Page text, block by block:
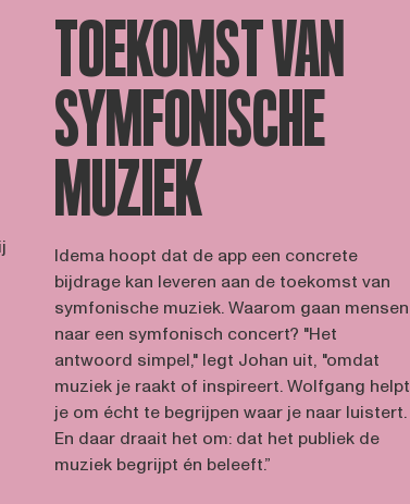
TOEKOMST VAN
SYMFONISCHE
MUZIEK
Idema hoopt dat de app een concrete
bijdrage kan leveren aan de toekomst van
symfonische muziek. Waarom gaan mensen
naar een symfonisch concert? "Het
antwoord simpel," legt Johan uit, "omdat
muziek je raakt of inspireert. Wolfgang helpt
je om écht te begrijpen waar je naar luistert.
En daar draait het om: dat het publiek de
muziek begrijpt én beleeft.”